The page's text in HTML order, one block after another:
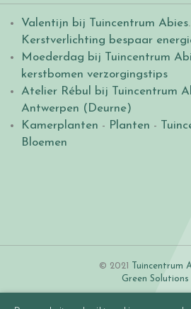
Valentijn bij Tuincentrum Abies
Kerstverlichting bespaar
Moederdag bij Tuincentrum
kerstbomen verzorgingstips
Atelier Rébul bij Tuincentrum
Antwerpen (Deurne)
Kamerplanten - Planten -
Bloemen
© 2021 Tuincentrum
Green Solutions